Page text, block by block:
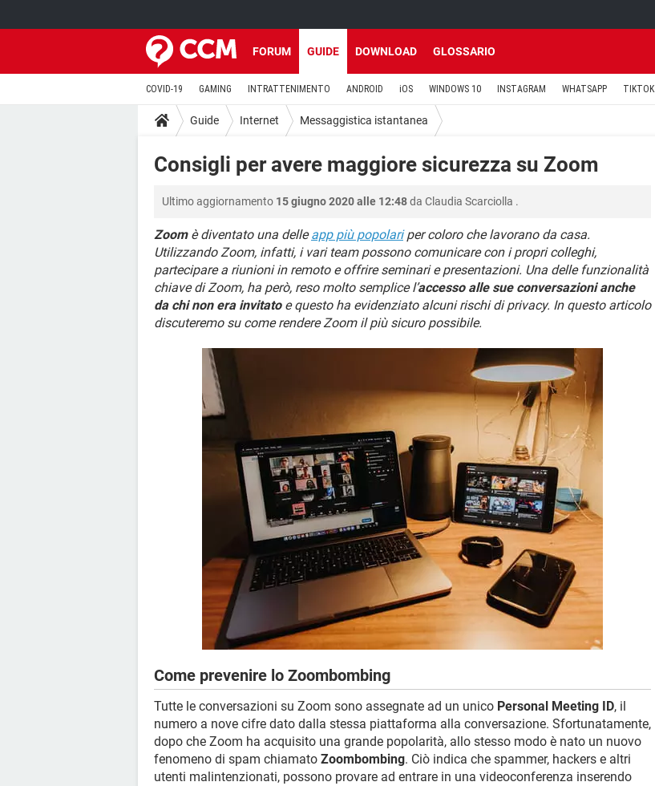
FORUM GUIDE DOWNLOAD GLOSSARIO
COVID-19 GAMING INTRATTENIMENTO ANDROID iOS WINDOWS 10 INSTAGRAM WHATSAPP TIKTOK
Guide Internet Messaggistica istantanea
Consigli per avere maggiore sicurezza su Zoom
Ultimo aggiornamento 15 giugno 2020 alle 12:48da Claudia Scarciolla .
Zoomè diventato una delleapp più popolariper coloro che lavorano da casa.
Utilizzando Zoom, infatti, i vari team possono comunicare con i propri colleghi,
partecipare a riunioni in remoto e offrire seminari e presentazioni. Una delle funzionalità
chiave di Zoom, ha però, reso molto semplice l’accesso alle sue conversazioni anche
da chi non era invitatoe questo ha evidenziato alcuni rischi di privacy. In questo articolo
discuteremo su come rendere Zoom il più sicuro possibile.
Come prevenire lo Zoombombing
Tutte le conversazioni su Zoom sono assegnate ad un unico Personal Meeting ID, il
numero a nove cifre dato dalla stessa piattaforma alla conversazione. Sfortunatamente,
dopo che Zoom ha acquisito una grande popolarità, allo stesso modo è nato un nuovo
fenomeno di spam chiamato Zoombombing. Ciò indica che spammer, hackers e altri
utenti malintenzionati, possono provare ad entrare in una videoconferenza inserendo